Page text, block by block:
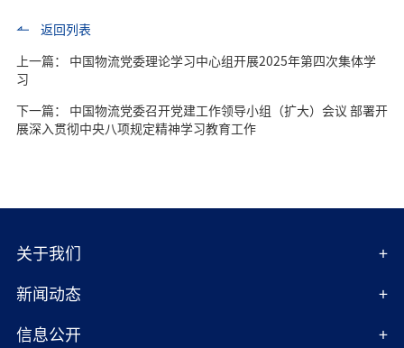
返回列表
上一篇： 中国物流党委理论学习中心组开展2025年第四次集体学
习
下一篇： 中国物流党委召开党建工作领导小组（扩大）会议 部署开
展深入贯彻中央八项规定精神学习教育工作
关于我们
新闻动态
信息公开